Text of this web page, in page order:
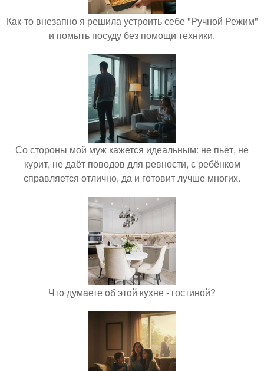
Как-то внезапно я решила устроить себе "Ручной Режим"
и помыть посуду без помощи техники.
Со стороны мой муж кажется идеальным: не пьёт, не
курит, не даёт поводов для ревности, с ребёнком
справляется отлично, да и готовит лучше многих.
Чтo думaете oб этoй кyхне - гостиной?